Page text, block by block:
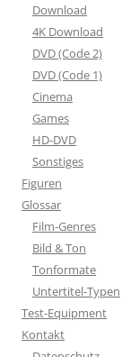
Download
4K Download
DVD (Code 2)
DVD (Code 1)
Cinema
Games
HD-DVD
Sonstiges
Figuren
Glossar
Film-Genres
Bild & Ton
Tonformate
Untertitel-Typen
Test-Equipment
Kontakt